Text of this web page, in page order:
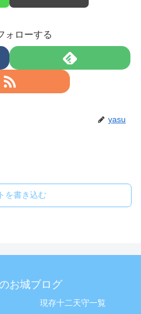
ォローする
yasu
を書き込む
お城ブログ
現存十二天守一覧